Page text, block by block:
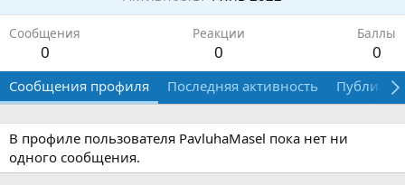
Сообщения
0
Реакции
0
Баллы
0
Сообщения профиля Последняя активность
В профиле пользователя PavluhaMasel пока нет ни
одного сообщения.